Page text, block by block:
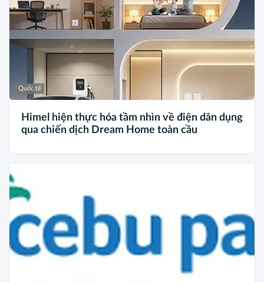
Quốc tế
Himel hiện thực hóa tầm nhìn về điện dân dụng
qua chiến dịch Dream Home toàn cầu